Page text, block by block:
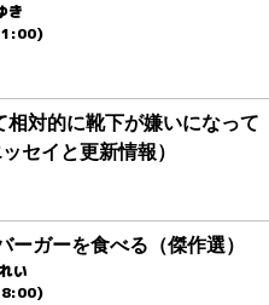
き
相対的に靴下が嫌いになって
セイと更新情報）
ーガーを食べる（傑作選）
い